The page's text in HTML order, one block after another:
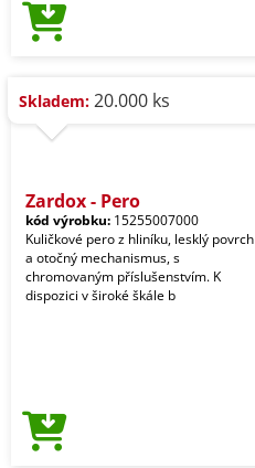
Skladem: 20.000 ks
Zardox - Pero
kód výrobku: 15255007000
Kuličkové pero z hliníku, lesklý povrch
a otočný mechanismus, s
chromovaným příslušenstvím. K
dispozici v široké škále b